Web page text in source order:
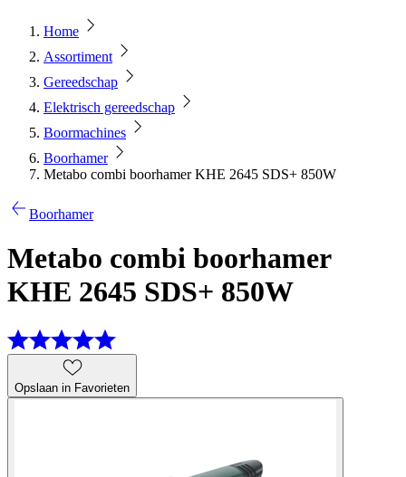
Home
Assortiment
Gereedschap
Elektrisch gereedschap
Boormachines
Boorhamer
Metabo combi boorhamer KHE 2645 SDS+ 850W
Boorhamer
Metabo combi boorhamer
KHE 2645 SDS+ 850W
Opslaan in Favorieten